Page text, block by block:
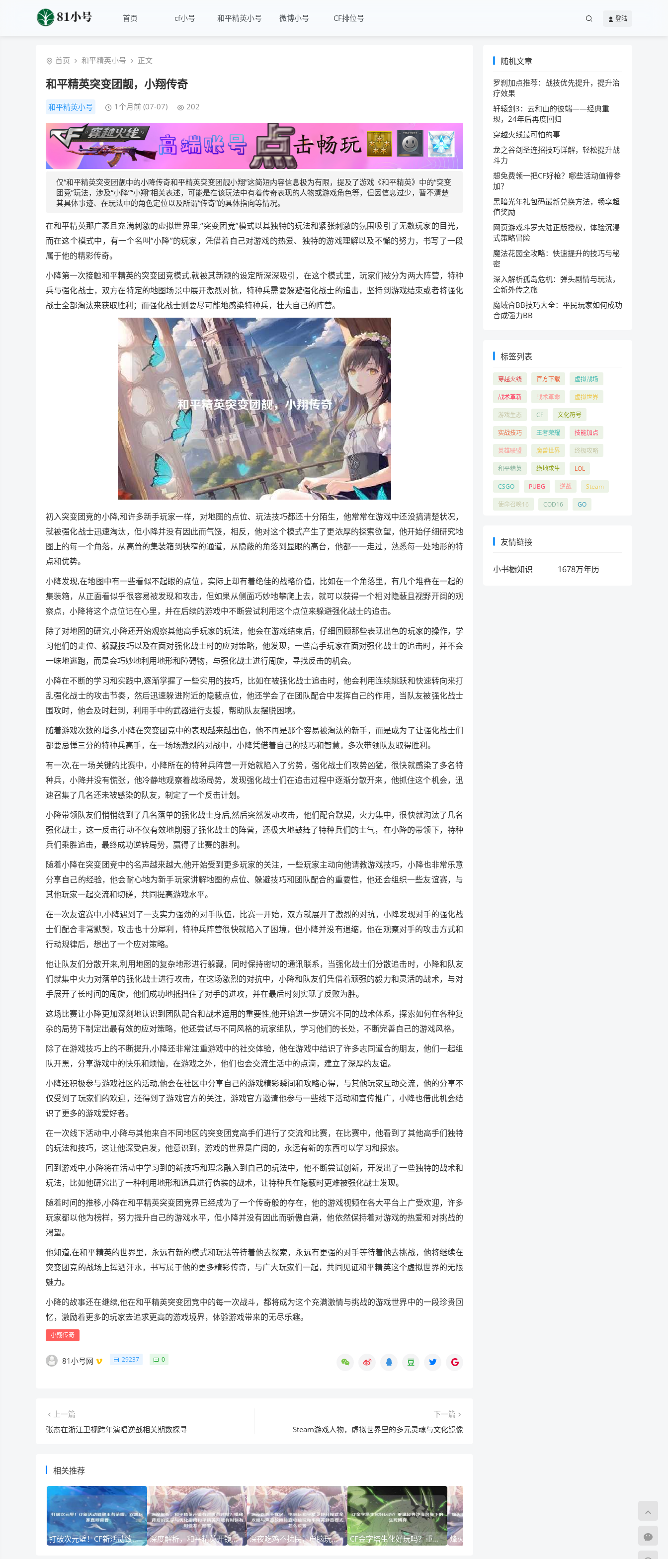
首页 cf小号 和平精英小号 微博小号 CF排位号 登陆
首页 和平精英小号 正文
和平精英突变团靓，小翔传奇
和平精英小号 1个月前 (07-07) 202
仅“和平精英突变团靓中的小降传奇和平精英突变团靓小翔”这简短内容信息极为有限，提及了游戏《和平精英》中的“突变
团竞”玩法，涉及“小降”“小翔”相关表述，可能是在该玩法中有着传奇表现的人物或游戏角色等，但因信息过少，暂不清楚
其具体事迹、在玩法中的角色定位以及所谓“传奇”的具体指向等情况。
在和平精英那广袤且充满刺激的虚拟世界里,“突变团竞”模式以其独特的玩法和紧张刺激的氛围吸引了无数玩家的目光，
而在这个模式中，有一个名叫“小降”的玩家，凭借着自己对游戏的热爱、独特的游戏理解以及不懈的努力，书写了一段
属于他的精彩传奇。
小降第一次接触和平精英的突变团竞模式,就被其新颖的设定所深深吸引，在这个模式里，玩家们被分为两大阵营，特种
兵与强化战士，双方在特定的地图场景中展开激烈对抗，特种兵需要躲避强化战士的追击，坚持到游戏结束或者将强化
战士全部淘汰来获取胜利；而强化战士则要尽可能地感染特种兵，壮大自己的阵营。
初入突变团竞的小降,和许多新手玩家一样，对地图的点位、玩法技巧都还十分陌生，他常常在游戏中还没搞清楚状况，
就被强化战士迅速淘汰，但小降并没有因此而气馁，相反，他对这个模式产生了更浓厚的探索欲望，他开始仔细研究地
图上的每一个角落，从高耸的集装箱到狭窄的通道，从隐蔽的角落到显眼的高台，他都一一走过，熟悉每一处地形的特
点和优势。
小降发现,在地图中有一些看似不起眼的点位，实际上却有着绝佳的战略价值，比如在一个角落里，有几个堆叠在一起的
集装箱，从正面看似乎很容易被发现和攻击，但如果从侧面巧妙地攀爬上去，就可以获得一个相对隐蔽且视野开阔的观
察点，小降将这个点位记在心里，并在后续的游戏中不断尝试利用这个点位来躲避强化战士的追击。
除了对地图的研究,小降还开始观察其他高手玩家的玩法，他会在游戏结束后，仔细回顾那些表现出色的玩家的操作，学
习他们的走位、躲藏技巧以及在面对强化战士时的应对策略，他发现，一些高手玩家在面对强化战士的追击时，并不会
一味地逃跑，而是会巧妙地利用地形和障碍物，与强化战士进行周旋，寻找反击的机会。
小降在不断的学习和实践中,逐渐掌握了一些实用的技巧，比如在被强化战士追击时，他会利用连续跳跃和快速转向来打
乱强化战士的攻击节奏，然后迅速躲进附近的隐蔽点位，他还学会了在团队配合中发挥自己的作用，当队友被强化战士
围攻时，他会及时赶到，利用手中的武器进行支援，帮助队友摆脱困境。
随着游戏次数的增多,小降在突变团竞中的表现越来越出色，他不再是那个容易被淘汰的新手，而是成为了让强化战士们
都要忌惮三分的特种兵高手，在一场场激烈的对战中，小降凭借着自己的技巧和智慧，多次带领队友取得胜利。
有一次,在一场关键的比赛中，小降所在的特种兵阵营一开始就陷入了劣势，强化战士们攻势凶猛，很快就感染了多名特
种兵，小降并没有慌张，他冷静地观察着战场局势，发现强化战士们在追击过程中逐渐分散开来，他抓住这个机会，迅
速召集了几名还未被感染的队友，制定了一个反击计划。
小降带领队友们悄悄绕到了几名落单的强化战士身后,然后突然发动攻击，他们配合默契，火力集中，很快就淘汰了几名
强化战士，这一反击行动不仅有效地削弱了强化战士的阵营，还极大地鼓舞了特种兵们的士气，在小降的带领下，特种
兵们乘胜追击，最终成功逆转局势，赢得了比赛的胜利。
随着小降在突变团竞中的名声越来越大,他开始受到更多玩家的关注，一些玩家主动向他请教游戏技巧，小降也非常乐意
分享自己的经验，他会耐心地为新手玩家讲解地图的点位、躲避技巧和团队配合的重要性，他还会组织一些友谊赛，与
其他玩家一起交流和切磋，共同提高游戏水平。
在一次友谊赛中,小降遇到了一支实力强劲的对手队伍，比赛一开始，双方就展开了激烈的对抗，小降发现对手的强化战
士们配合非常默契，攻击也十分犀利，特种兵阵营很快就陷入了困境，但小降并没有退缩，他在观察对手的攻击方式和
行动规律后，想出了一个应对策略。
他让队友们分散开来,利用地图的复杂地形进行躲藏，同时保持密切的通讯联系，当强化战士们分散追击时，小降和队友
们就集中火力对落单的强化战士进行攻击，在这场激烈的对抗中，小降和队友们凭借着顽强的毅力和灵活的战术，与对
手展开了长时间的周旋，他们成功地抵挡住了对手的进攻，并在最后时刻实现了反败为胜。
这场比赛让小降更加深刻地认识到团队配合和战术运用的重要性,他开始进一步研究不同的战术体系，探索如何在各种复
杂的局势下制定出最有效的应对策略，他还尝试与不同风格的玩家组队，学习他们的长处，不断完善自己的游戏风格。
除了在游戏技巧上的不断提升,小降还非常注重游戏中的社交体验，他在游戏中结识了许多志同道合的朋友，他们一起组
队开黑，分享游戏中的快乐和烦恼，在游戏之外，他们也会交流生活中的点滴，建立了深厚的友谊。
小降还积极参与游戏社区的活动,他会在社区中分享自己的游戏精彩瞬间和攻略心得，与其他玩家互动交流，他的分享不
仅受到了玩家们的欢迎，还得到了游戏官方的关注，游戏官方邀请他参与一些线下活动和宣传推广，小降也借此机会结
识了更多的游戏爱好者。
在一次线下活动中,小降与其他来自不同地区的突变团竞高手们进行了交流和比赛，在比赛中，他看到了其他高手们独特
的玩法和技巧，这让他深受启发，他意识到，游戏的世界是广阔的，永远有新的东西可以学习和探索。
回到游戏中,小降将在活动中学习到的新技巧和理念融入到自己的玩法中，他不断尝试创新，开发出了一些独特的战术和
玩法，比如他研究出了一种利用地形和道具进行伪装的战术，让特种兵在隐蔽时更难被强化战士发现。
随着时间的推移,小降在和平精英突变团竞界已经成为了一个传奇般的存在，他的游戏视频在各大平台上广受欢迎，许多
玩家都以他为榜样，努力提升自己的游戏水平，但小降并没有因此而骄傲自满，他依然保持着对游戏的热爱和对挑战的
渴望。
他知道,在和平精英的世界里，永远有新的模式和玩法等待着他去探索，永远有更强的对手等待着他去挑战，他将继续在
突变团竞的战场上挥洒汗水，书写属于他的更多精彩传奇，与广大玩家们一起，共同见证和平精英这个虚拟世界的无限
魅力。
小降的故事还在继续,他在和平精英突变团竞中的每一次战斗，都将成为这个充满激情与挑战的游戏世界中的一段珍贵回
忆，激励着更多的玩家去追求更高的游戏境界，体验游戏带来的无尽乐趣。
小翔传奇
81小号网 29237 0
上一篇
张杰在浙江卫视跨年演唱逆战相关期数探寻
下一篇
Steam游戏人物，虚拟世界里的多元灵魂与文化镜像
相关推荐
打破次元壁！CF新活动致敬王者荣耀，双端玩家直呼真香 深度解析，和平精英开镜有时快有时慢？揭秘背后的玄学与优化指南和平精英开镜有时快有时慢怎么回事 深夜吃鸡不扰民，电脑玩和平精英静音模式全攻略与声音故障排查电脑玩和平精英静音模式怎么设置 CF金字塔生化好玩吗？重温经典沙漠风暴下的生死博弈
随机文章
罗刹加点推荐：战技优先提升，提升治
疗效果
轩辕剑3：云和山的彼端——经典重
现，24年后再度回归
穿越火线最可怕的事
龙之谷剑圣连招技巧详解，轻松提升战
斗力
想免费领一把CF好枪？哪些活动值得参
加？
黑暗光年礼包码最新兑换方法，畅享超
值奖励
网页游戏斗罗大陆正版授权，体验沉浸
式策略冒险
魔法花园全攻略：快速提升的技巧与秘
密
深入解析孤岛危机：弹头剧情与玩法，
全新外传之旅
魔域合BB技巧大全：平民玩家如何成功
合成强力BB
标签列表
穿越火线 官方下载 虚拟战场
战术革新 战术革命 虚拟世界
游戏生态 CF 文化符号
实战技巧 王者荣耀 技能加点
英雄联盟 魔兽世界 终极攻略
和平精英 绝地求生 LOL
CSGO PUBG 逆战 Steam
使命召唤16 COD16 GO
友情链接
小书橱知识 1678万年历